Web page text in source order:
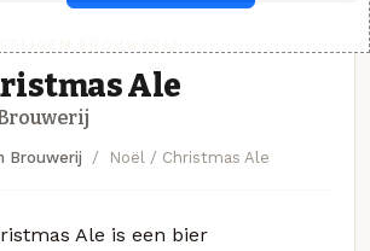
Ale
Brouwerij Noël / Christmas Ale
Ale is een bier